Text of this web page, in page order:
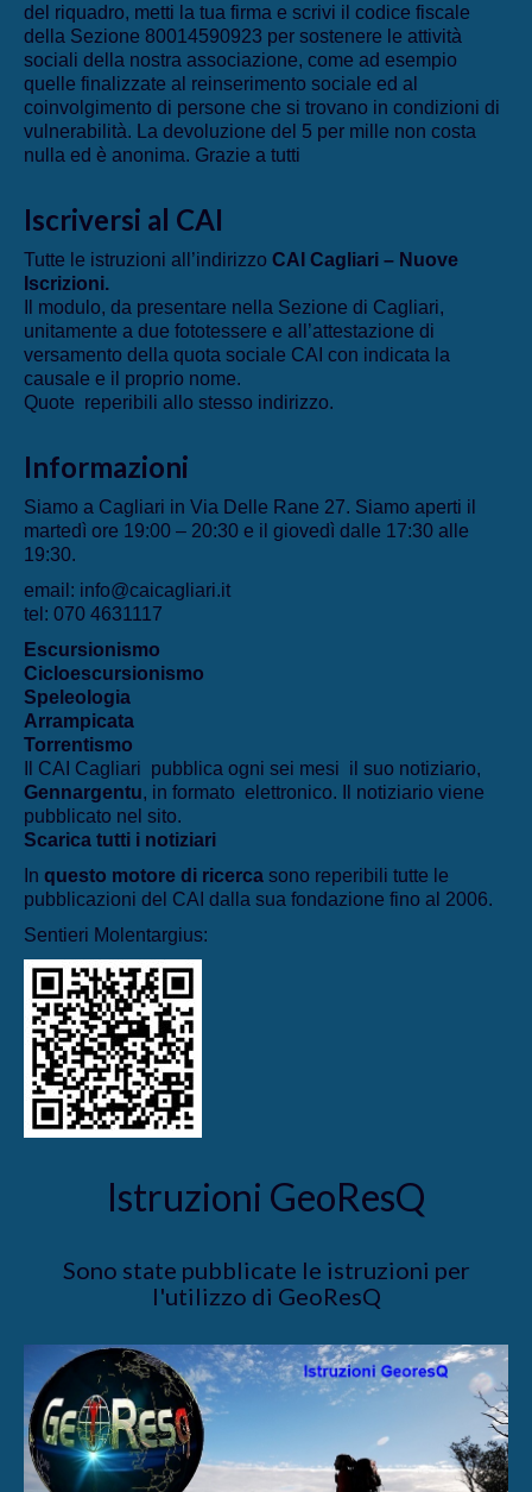
del riquadro, metti la tua firma e scrivi il codice fiscale
della Sezione 80014590923 per sostenere le attività
sociali della nostra associazione, come ad esempio
quelle finalizzate al reinserimento sociale ed al
coinvolgimento di persone che si trovano in condizioni di
vulnerabilità. La devoluzione del 5 per mille non costa
nulla ed è anonima. Grazie a tutti
Iscriversi al CAI
Tutte le istruzioni all’indirizzo CAI Cagliari – Nuove
Iscrizioni.
Il modulo, da presentare nella Sezione di Cagliari,
unitamente a due fototessere e all’attestazione di
versamento della quota sociale CAI con indicata la
causale e il proprio nome.
Quote reperibili allo stesso indirizzo.
Informazioni
Siamo a Cagliari in Via Delle Rane 27. Siamo aperti il
martedì ore 19:00 – 20:30 e il giovedì dalle 17:30 alle
19:30.
email: info@caicagliari.it
tel: 070 4631117
Escursionismo
Cicloescursionismo
Speleologia
Arrampicata
Torrentismo
Il CAI Cagliari pubblica ogni sei mesi il suo notiziario,
Gennargentu, in formato elettronico. Il notiziario viene
pubblicato nel sito.
Scarica tutti i notiziari
In questo motore di ricerca sono reperibili tutte le
pubblicazioni del CAI dalla sua fondazione fino al 2006.
Sentieri Molentargius:
Istruzioni GeoResQ
Sono state pubblicate le istruzioni per
l'utilizzo di GeoResQ